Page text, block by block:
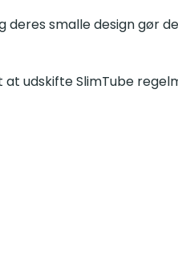
deres smalle design
udskifte SlimTube